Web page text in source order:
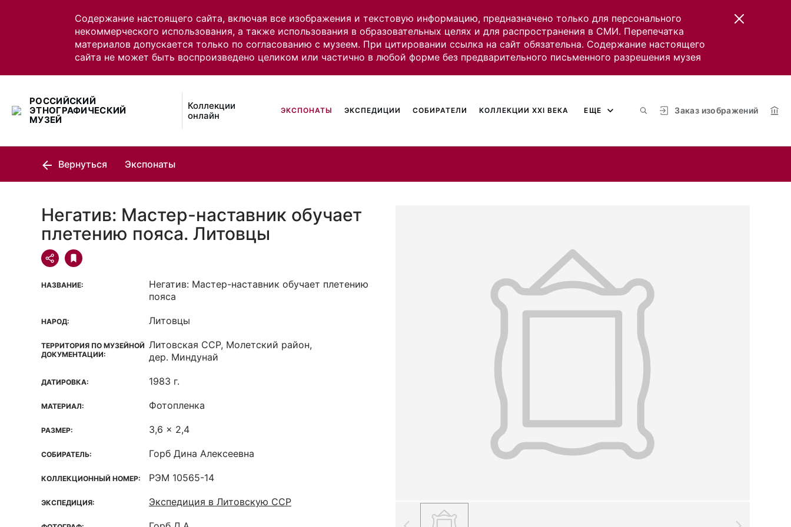
Содержание настоящего сайта, включая все изображения и текстовую информацию, предназначено только для персонального
некоммерческого использования, а также использования в образовательных целях и для распространения в СМИ. Перепечатка
материалов допускается только по согласованию с музеем. При цитировании ссылка на сайт обязательна. Содержание настоящего
сайта не может быть воспроизведено целиком или частично в любой форме без предварительного письменного разрешения музея
РОССИЙСКИЙ
ЭТНОГРАФИЧЕСКИЙ
МУЗЕЙ
Коллекции
онлайн
Заказ изображений
ЭКСПОНАТЫ ЭКСПЕДИЦИИ СОБИРАТЕЛИ КОЛЛЕКЦИИ XXI ВЕКА ЕЩЕ
Вернуться Экспонаты
Негатив: Мастер-наставник обучает
плетению пояса. Литовцы
НАЗВАНИЕ:
Негатив: Мастер-наставник обучает плетению
пояса
НАРОД: Литовцы
ТЕРРИТОРИЯ ПО МУЗЕЙНОЙ
ДОКУМЕНТАЦИИ:
Литовская ССР, Молетский район,
дер. Миндунай
ДАТИРОВКА: 1983 г.
МАТЕРИАЛ: Фотопленка
РАЗМЕР: 3,6 x 2,4
СОБИРАТЕЛЬ: Горб Дина Алексеевна
КОЛЛЕКЦИОННЫЙ НОМЕР: РЭМ 10565-14
ЭКСПЕДИЦИЯ: Экспедиция в Литовскую ССР